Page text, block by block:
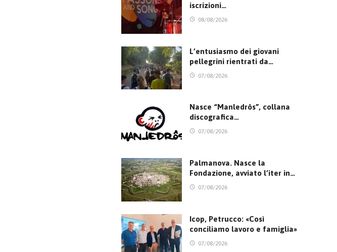
iscrizioni…
08/08/2026
L’entusiasmo dei giovani
pellegrini rientrati da…
07/08/2026
Nasce “Manledrôs”, collana
discografica…
07/08/2026
Palmanova. Nasce la
Fondazione, avviato l’iter in…
07/08/2026
Icop, Petrucco: «Così
conciliamo lavoro e famiglia»
07/08/2026